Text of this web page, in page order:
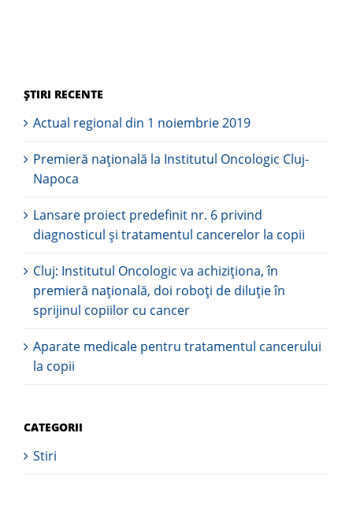
ȘTIRI RECENTE
Actual regional din 1 noiembrie 2019
Premieră naţională la Institutul Oncologic Cluj-
Napoca
Lansare proiect predefinit nr. 6 privind
diagnosticul și tratamentul cancerelor la copii
Cluj: Institutul Oncologic va achiziționa, în
premieră națională, doi roboți de diluție în
sprijinul copiilor cu cancer
Aparate medicale pentru tratamentul cancerului
la copii
CATEGORII
Stiri